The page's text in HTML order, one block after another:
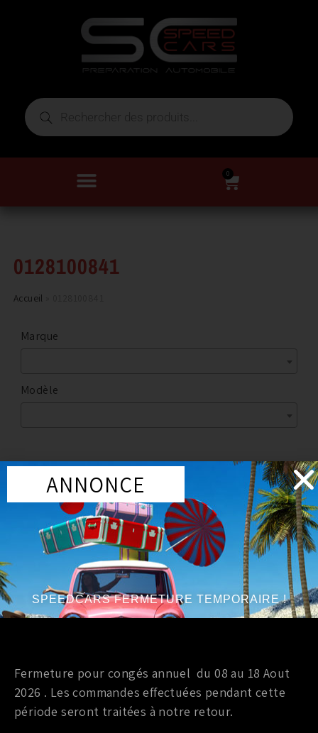
0
0128100841
Accueil
Marque
Modèle
Marque:NISSAN
Année du véhicule:à partir de 2003, jusqu’à 2008
Série:3.5L V6
ECROU PLASTIQUE POUR BAS CAISSE 350Z
(INFERIEUR)
ANNONCE
SPEEDCARS FERMETURE TEMPORAIRE !
Fermeture pour congés annuel du 08 au 18 Aout
2026 . Les commandes effectuées pendant cette
période seront traitées à notre retour.